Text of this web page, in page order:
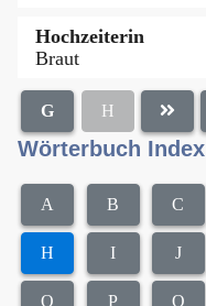
Hochzeiterin
Braut
G H
Wörterbuch Index
A B C
H I J
O P Q